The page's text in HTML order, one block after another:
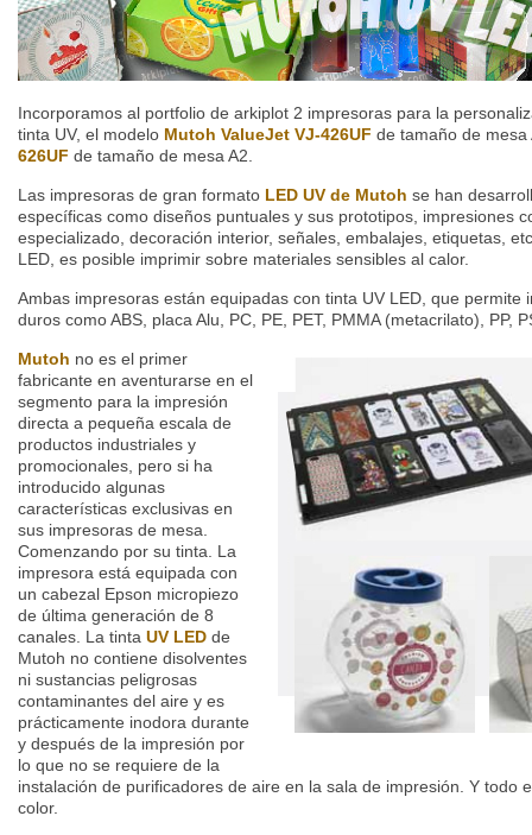
Incorporamos al portfolio de arkiplot 2 impresoras para la
tinta UV, el modelo Mutoh ValueJet VJ-426UF de tamaño de
626UF de tamaño de mesa A2.
Las impresoras de gran formato LED UV de Mutoh se han
específicas como diseños puntuales y sus prototipos, impresiones
especializado, decoración interior, señales, embalajes, etiquetas,
LED, es posible imprimir sobre materiales sensibles al calor.
Ambas impresoras están equipadas con tinta UV LED, que permite
duros como ABS, placa Alu, PC, PE, PET, PMMA (metacrilato), PP,
Mutoh no es el primer
fabricante en aventurarse en el
segmento para la impresión
directa a pequeña escala de
productos industriales y
promocionales, pero si ha
introducido algunas
características exclusivas en
sus impresoras de mesa.
Comenzando por su tinta. La
impresora está equipada con
un cabezal Epson micropiezo
de última generación de 8
canales. La tinta UV LED de
Mutoh no contiene disolventes
ni sustancias peligrosas
contaminantes del aire y es
prácticamente inodora durante
y después de la impresión por
lo que no se requiere de la
instalación de purificadores de aire en la sala de impresión. Y todo
color.